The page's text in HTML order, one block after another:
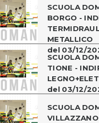
SCUOLA
BORGO -
METALLICO
del 03/12/
SCUOLA
TIONE -
del 03/12/
SCUOLA